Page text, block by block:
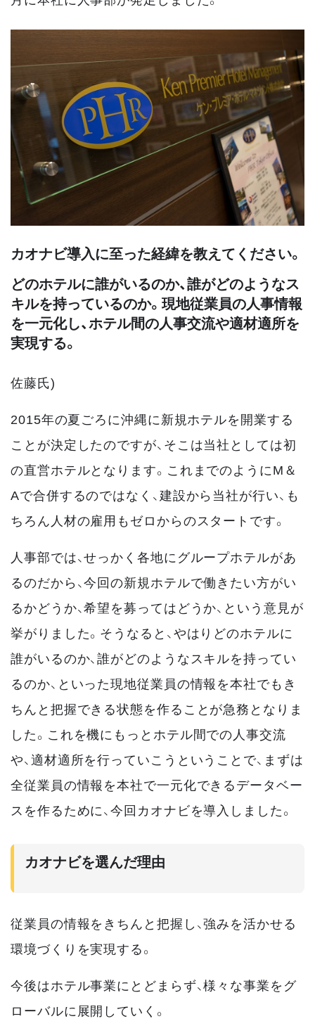
カオナビ導入に至った経緯を教えてください。
どのホテルに誰がいるのか、誰がどのようなス
キルを持っているのか。現地従業員の人事情報
を一元化し、ホテル間の人事交流や適材適所を
実現する。
佐藤氏)
2015年の夏ごろに沖縄に新規ホテルを開業する
ことが決定したのですが、そこは当社としては初
の直営ホテルとなります。これまでのようにM＆
Aで合併するのではなく、建設から当社が行い、も
ちろん人材の雇用もゼロからのスタートです。
人事部では、せっかく各地にグループホテルがあ
るのだから、今回の新規ホテルで働きたい方がい
るかどうか、希望を募ってはどうか、という意見が
挙がりました。そうなると、やはりどのホテルに
誰がいるのか、誰がどのようなスキルを持ってい
るのか、といった現地従業員の情報を本社でもき
ちんと把握できる状態を作ることが急務となりま
した。これを機にもっとホテル間での人事交流
や、適材適所を行っていこうということで、まずは
全従業員の情報を本社で一元化できるデータベー
スを作るために、今回カオナビを導入しました。
カオナビを選んだ理由
従業員の情報をきちんと把握し、強みを活かせる
環境づくりを実現する。
今後はホテル事業にとどまらず、様々な事業をグ
ローバルに展開していく。